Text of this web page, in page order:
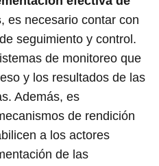
, es necesario contar con
seguimiento y control.
de monitoreo que
y los resultados de las
Además, es
de rendición
a los actores
de las